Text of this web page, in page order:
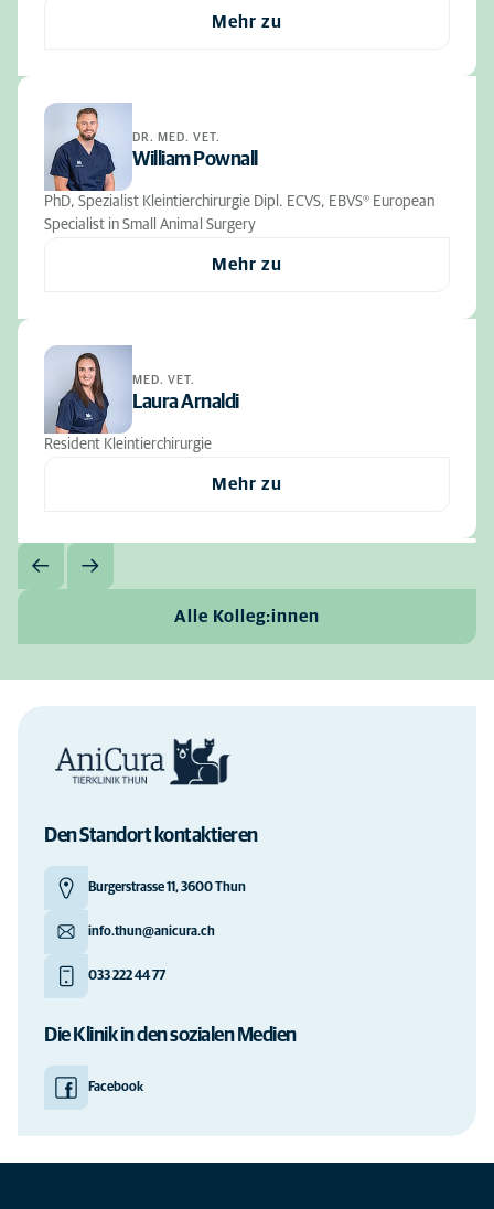
Mehr zu
DR. MED. VET.
William Pownall
PhD, Spezialist Kleintierchirurgie Dipl. ECVS, EBVS® European
Specialist in Small Animal Surgery
Mehr zu
MED. VET.
Laura Arnaldi
Resident Kleintierchirurgie
Mehr zu
Alle Kolleg:innen
Den Standort kontaktieren
Burgerstrasse 11, 3600 Thun
info.thun@anicura.ch
033 222 44 77
Die Klinik in den sozialen Medien
Facebook